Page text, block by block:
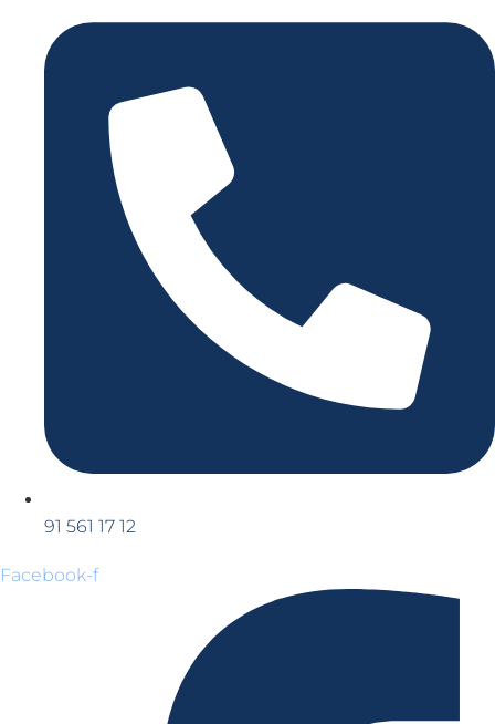
91 561 17 12
Facebook-f